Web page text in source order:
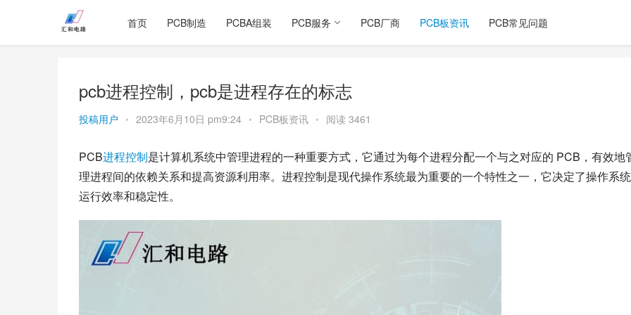
首页 PCB制造 PCBA组装 PCB服务 PCB厂商 PCB板资讯 PCB常见问题
pcb进程控制，pcb是进程存在的标志
投稿用户 • 2023年6月10日 pm9:24 • PCB板资讯 • 阅读 3461
PCB进程控制是计算机系统中管理进程的一种重要方式，它通过为每个进程分配一个与之对应的 PCB，有效地
理进程间的依赖关系和提高资源利用率。进程控制是现代操作系统最为重要的一个特性之一，它决定了操作系
运行效率和稳定性。